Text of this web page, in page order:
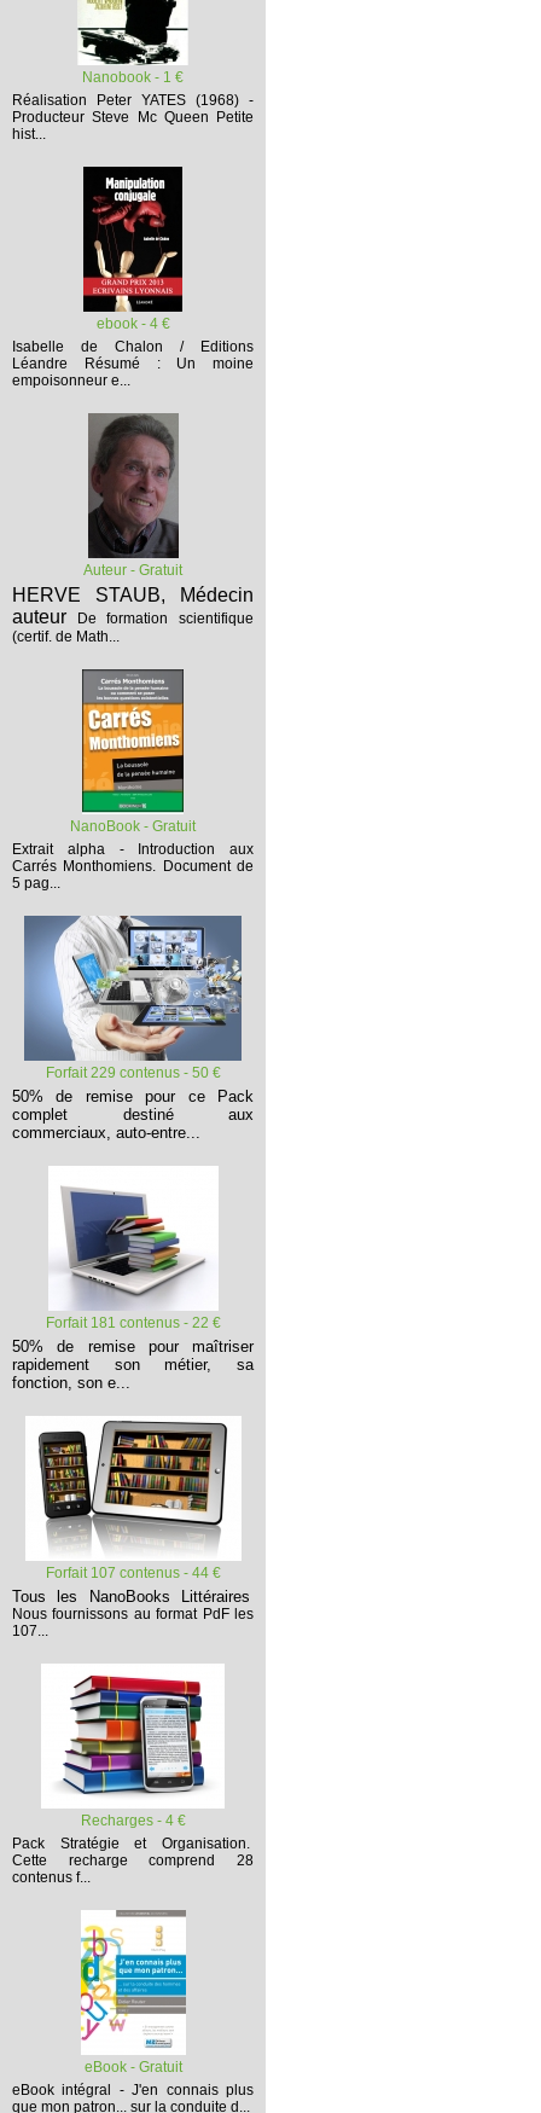
Nanobook - 1 €
Réalisation Peter YATES (1968) -
Producteur Steve Mc Queen
Petite
hist...
ebook - 4 €
Isabelle de Chalon / Editions
Léandre
Résumé :
Un moine
empoisonneur e...
Auteur - Gratuit
HERVE STAUB, Médecin
auteur
De formation scientifique
(certif. de Math...
NanoBook - Gratuit
Extrait alpha - Introduction aux
Carrés Monthomiens. Document de
5 pag...
Forfait 229 contenus - 50 €
50% de remise pour ce Pack
complet destiné aux
commerciaux, auto-entre...
Forfait 181 contenus - 22 €
50% de remise pour maîtriser
rapidement son métier, sa
fonction, son e...
Forfait 107 contenus - 44 €
Tous les NanoBooks Littéraires
Nous fournissons au format PdF les
107...
Recharges - 4 €
Pack Stratégie et Organisation.
Cette recharge comprend 28
contenus f...
eBook - Gratuit
eBook intégral - J'en connais plus
que mon patron... sur la conduite d...